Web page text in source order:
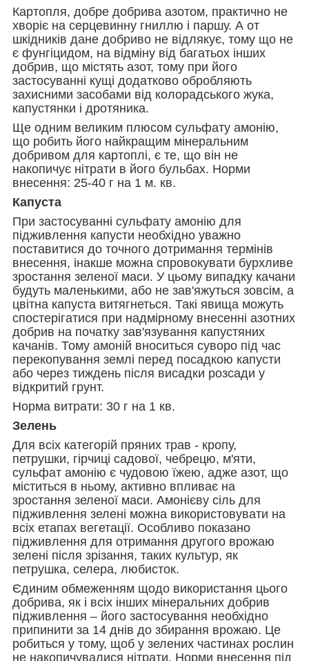
Картопля, добре добрива азотом, практично не
хворіє на серцевинну гниллю і паршу. А от
шкідників дане добриво не відлякує, тому що не
є фунгіцидом, на відміну від багатьох інших
добрив, що містять азот, тому при його
застосуванні кущі додатково обробляють
захисними засобами від колорадського жука,
капустянки і дротяника.
Ще одним великим плюсом сульфату амонію,
що робить його найкращим мінеральним
добривом для картоплі, є те, що він не
накопичує нітрати в його бульбах. Норми
внесення: 25-40 г на 1 м. кв.
Капуста
При застосуванні сульфату амонію для
підживлення капусти необхідно уважно
поставитися до точного дотримання термінів
внесення, інакше можна спровокувати бурхливе
зростання зеленої маси. У цьому випадку качани
будуть маленькими, або не зав'яжуться зовсім, а
цвітна капуста витягнеться. Такі явища можуть
спостерігатися при надмірному внесенні азотних
добрив на початку зав'язування капустяних
качанів. Тому амоній вноситься суворо під час
перекопування землі перед посадкою капусти
або через тиждень після висадки розсади у
відкритий грунт.
Норма витрати: 30 г на 1 кв.
Зелень
Для всіх категорій пряних трав - кропу,
петрушки, гірчиці садової, чебрецю, м'яти,
сульфат амонію є чудовою їжею, адже азот, що
міститься в ньому, активно впливає на
зростання зеленої маси. Амонієву сіль для
підживлення зелені можна використовувати на
всіх етапах вегетації. Особливо показано
підживлення для отримання другого врожаю
зелені після зрізання, таких культур, як
петрушка, селера, любисток.
Єдиним обмеженням щодо використання цього
добрива, як і всіх інших мінеральних добрив
підживлення – його застосування необхідно
припинити за 14 днів до збирання врожаю. Це
робиться у тому, щоб у зелених частинах рослин
не накопичувалися нітрати. Норми внесення під